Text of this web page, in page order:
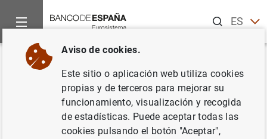
ESEN
Inicio Publicaciones
Volver
Marzo 1999
Aviso de cookies.
Este sitio o aplicación web utiliza cookies
propias y de terceros para mejorar su
funcionamiento, visualización y recogida
de estadísticas. Puede aceptar todas las
cookies pulsando el botón "Aceptar",